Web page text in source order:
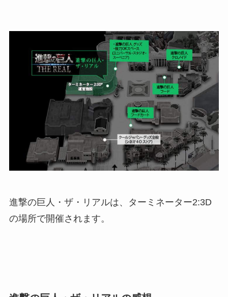
進撃の巨人・ザ・リアルは、ターミネーター2:3D
の場所で開催されます。